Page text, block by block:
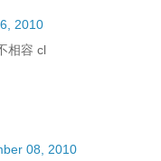
2010
相容 cl
08, 2010